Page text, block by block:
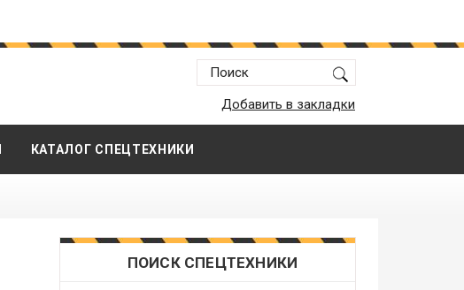
Добавить в закладки
КАТАЛОГ СПЕЦТЕХНИКИ
ПОИСК СПЕЦТЕХНИКИ